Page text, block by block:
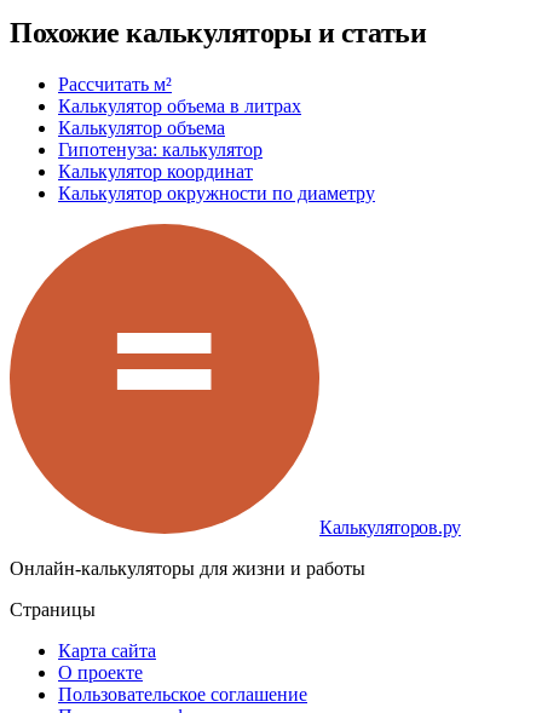
Похожие калькуляторы и статьи
Рассчитать м²
Калькулятор объема в литрах
Калькулятор объема
Гипотенуза: калькулятор
Калькулятор координат
Калькулятор окружности по диаметру
Калькуляторов.ру
Онлайн-калькуляторы для жизни и работы
Страницы
Карта сайта
О проекте
Пользовательское соглашение